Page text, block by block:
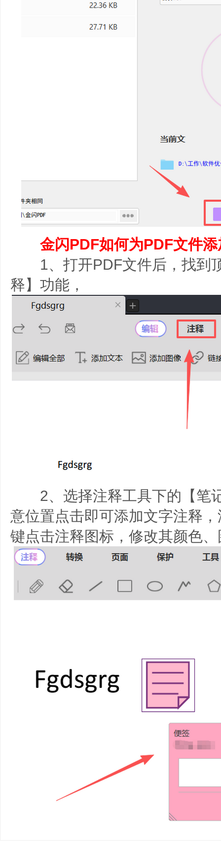
金闪PDF如何为PDF文件
1、打开PDF文件后，找到
释】功能，
2、选择注释工具下的【笔
意位置点击即可添加文字注释
键点击注释图标，修改其颜色